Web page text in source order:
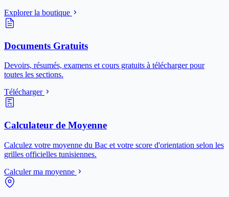
Explorer la boutique
Documents Gratuits
Devoirs, résumés, examens et cours gratuits à télécharger pour
toutes les sections.
Télécharger
Calculateur de Moyenne
Calculez votre moyenne du Bac et votre score d'orientation selon les
grilles officielles tunisiennes.
Calculer ma moyenne